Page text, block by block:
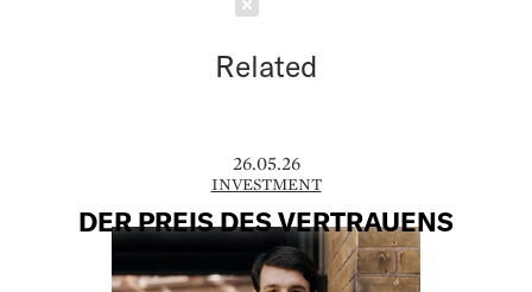
Related
26.05.26
INVESTMENT
DER PREIS DES VERTRAUENS